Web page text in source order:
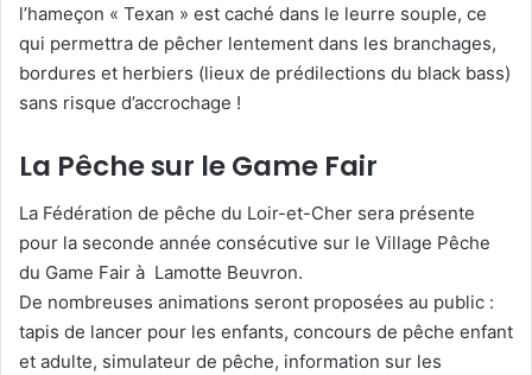
l’hameçon « Texan » est caché dans le leurre souple, ce
qui permettra de pêcher lentement dans les branchages,
bordures et herbiers (lieux de prédilections du black bass)
sans risque d’accrochage !
La Pêche sur le Game Fair
La Fédération de pêche du Loir-et-Cher sera présente
pour la seconde année consécutive sur le Village Pêche
du Game Fair à Lamotte Beuvron.
De nombreuses animations seront proposées au public :
tapis de lancer pour les enfants, concours de pêche enfant
et adulte, simulateur de pêche, information sur les